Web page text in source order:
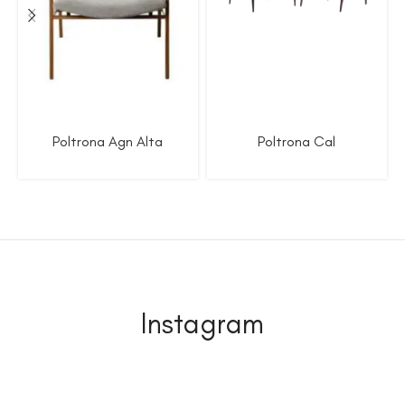
Poltrona Agn Alta Poltrona Cal
Instagram